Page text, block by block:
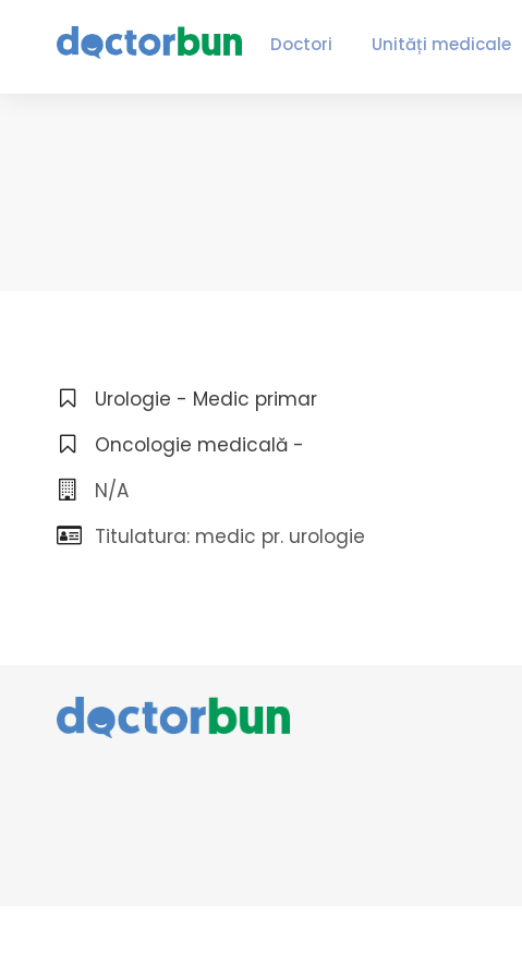
Doctori Unități medicale
Urologie - Medic primar
Oncologie medicală -
N/A
Titulatura: medic pr. urologie